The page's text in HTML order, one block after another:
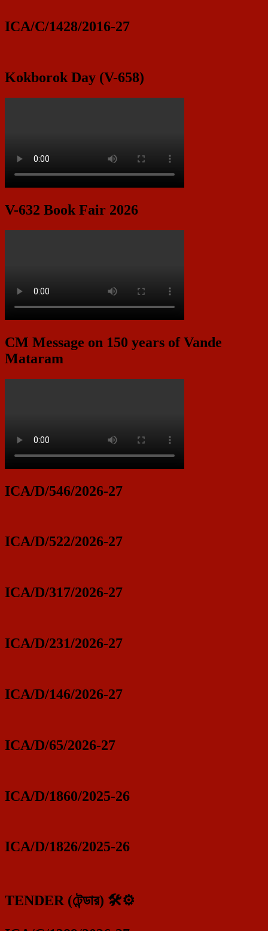
ICA/C/1428/2016-27
Kokborok Day (V-658)
V-632 Book Fair 2026
CM Message on 150 years of Vande
Mataram
ICA/D/546/2026-27
ICA/D/522/2026-27
ICA/D/317/2026-27
ICA/D/231/2026-27
ICA/D/146/2026-27
ICA/D/65/2026-27
ICA/D/1860/2025-26
ICA/D/1826/2025-26
TENDER (টেন্ডার) 🛠️⚙️